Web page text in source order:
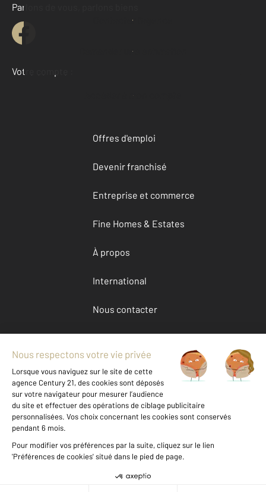
Contacter l'agence
Demander une estimation
Parlons de vous, parlons biens
Votre compte :
Accéder à mon compte
Offres d'emploi
Devenir franchisé
Entreprise et commerce
Fine Homes & Estates
À propos
International
Nous contacter
Mentions légales & CGU et Barèmes d'honoraires
Données personnelles
Gestionnaire des cookies
Achat appartement autour de CANNES (06400)